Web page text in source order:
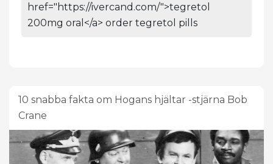
href="https://ivercand.com/">tegretol
200mg oral</a> order tegretol pills
10 snabba fakta om Hogans hjältar -stjärna Bob
Crane